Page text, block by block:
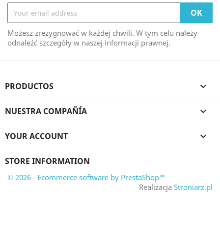
Możesz zrezygnować w każdej chwili. W tym celu należy
odnaleźć szczegóły w naszej informacji prawnej.
PRODUCTOS 
NUESTRA COMPAÑÍA 
YOUR ACCOUNT 
STORE INFORMATION
© 2026 - Ecommerce software by PrestaShop™
Realizacja Stroniarz.pl